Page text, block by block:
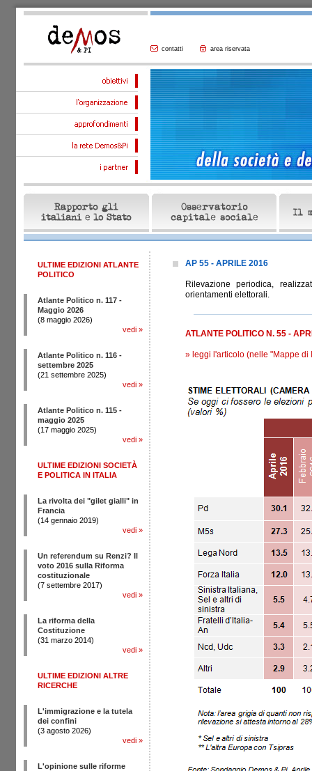
contatti area riservata
ULTIME EDIZIONI ATLANTE
POLITICO
Atlante Politico n. 117 -
Maggio 2026
(8 maggio 2026)
vedi »
Atlante Politico n. 116 -
settembre 2025
(21 settembre 2025)
vedi »
Atlante Politico n. 115 -
maggio 2025
(17 maggio 2025)
vedi »
ULTIME EDIZIONI SOCIETÀ
E POLITICA IN ITALIA
La rivolta dei "gilet gialli" in
Francia
(14 gennaio 2019)
vedi »
Un referendum su Renzi? Il
voto 2016 sulla Riforma
costituzionale
(7 settembre 2017)
vedi »
La riforma della
Costituzione
(31 marzo 2014)
vedi »
ULTIME EDIZIONI ALTRE
RICERCHE
L'immigrazione e la tutela
dei confini
(3 agosto 2026)
vedi »
L'opinione sulle riforme
AP 55 - APRILE 2016
Rilevazione periodica,
orientamenti elettorali.
ATLANTE POLITICO N. 55 -
» leggi l'articolo (nelle "Mappe di